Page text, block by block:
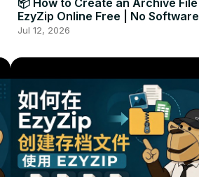
EzyZip Online Free | No Software
Installation Required
Jul 12, 2026